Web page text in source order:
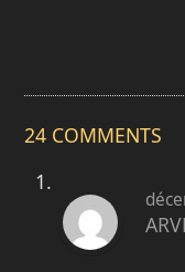
24 COMMENTS